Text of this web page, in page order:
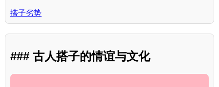
搭子劣势
### 古人搭子的情谊与文化